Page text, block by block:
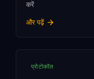
करें
और पढ़ें
प्रोटोकॉल